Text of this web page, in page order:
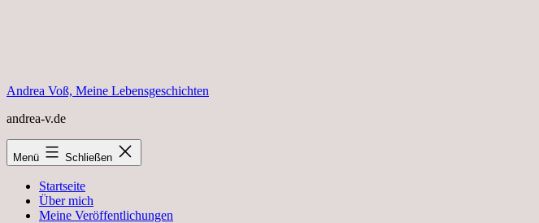
Andrea Voß, Meine Lebensgeschichten
andrea-v.de
Menü Schließen
Startseite
Über mich
Meine Veröffentlichungen